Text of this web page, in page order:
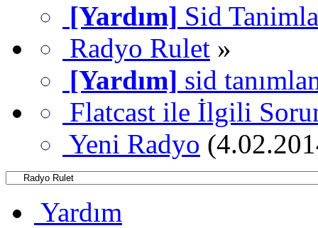
[Yardım] Sid
Radyo Rulet »
[Yardım] sid
Flatcast ile İlgili
Yeni Radyo
Yardım